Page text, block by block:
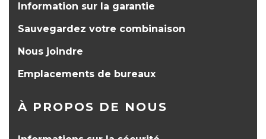
Information sur la garantie
Sauvegardez votre combinaison
Nous joindre
Emplacements de bureaux
À PROPOS DE NOUS